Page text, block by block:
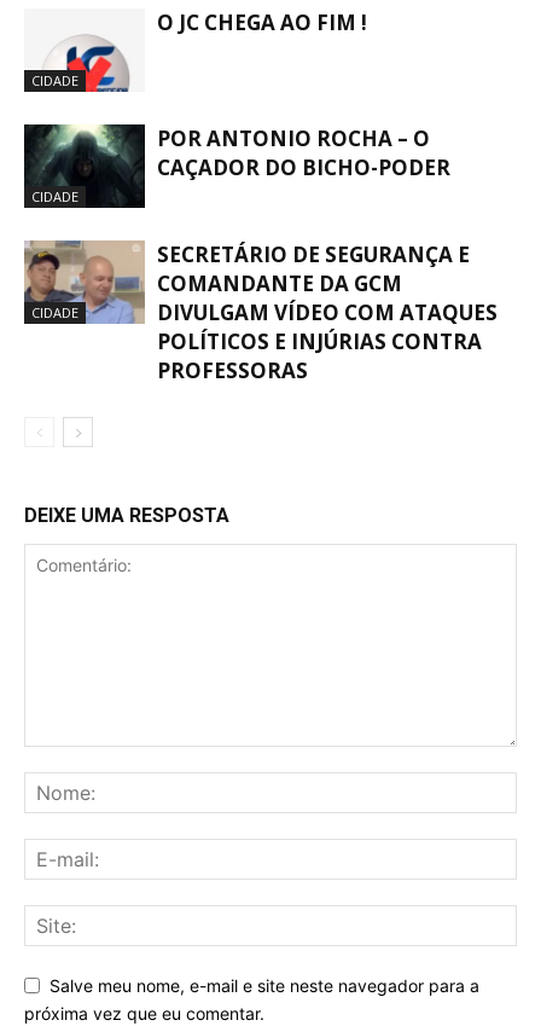
CIDADE
O JC CHEGA AO FIM !
CIDADE
POR ANTONIO ROCHA – O
CAÇADOR DO BICHO-PODER
CIDADE
SECRETÁRIO DE SEGURANÇA E
COMANDANTE DA GCM
DIVULGAM VÍDEO COM ATAQUES
POLÍTICOS E INJÚRIAS CONTRA
PROFESSORAS
DEIXE UMA RESPOSTA
Salve meu nome, e-mail e site neste navegador para a
próxima vez que eu comentar.